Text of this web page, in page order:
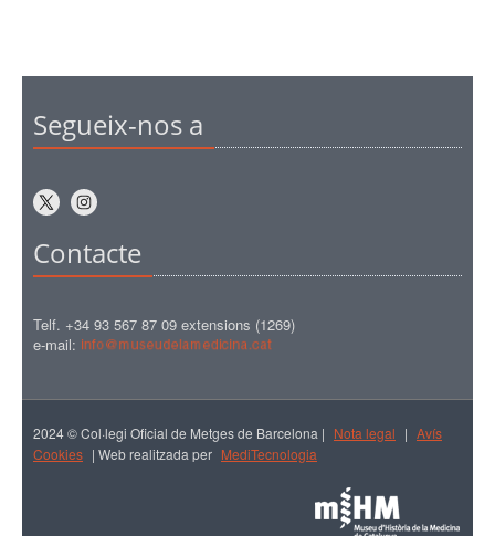
Segueix-nos a
Contacte
Telf. +34 93 567 87 09 extensions (1269)
e-mail:
2024 © Col·legi Oficial de Metges de Barcelona | Nota legal | Avís
Cookies | Web realitzada per MediTecnologia